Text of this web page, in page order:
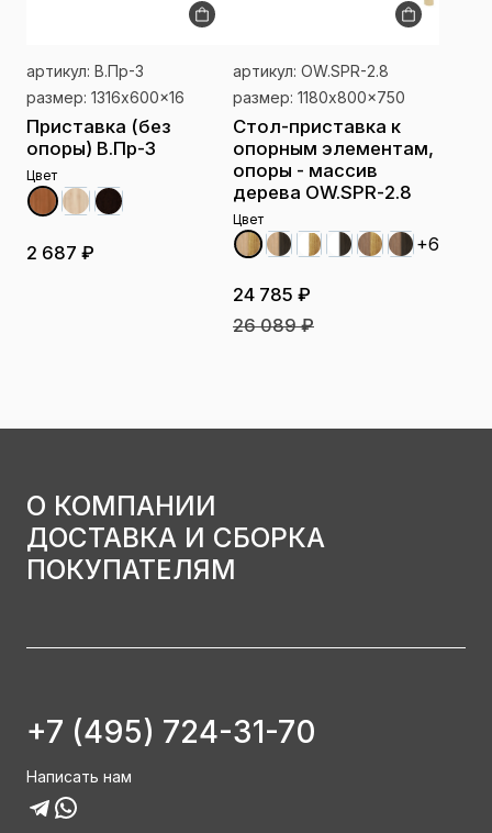
артикул: В.Пр-3
размер: 1316x600x16
Приставка (без
опоры) В.Пр-3
Цвет
2 687 ₽
артикул: OW.SPR-2.8
размер: 1180x800x750
Стол-приставка к
опорным элементам,
опоры - массив
дерева OW.SPR-2.8
Цвет
+6
24 785 ₽
26 089 ₽
О КОМПАНИИ
ДОСТАВКА И СБОРКА
ПОКУПАТЕЛЯМ
+7 (495) 724-31-70
Написать нам